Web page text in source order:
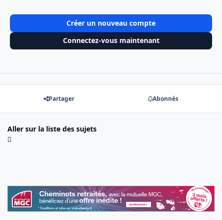
Créer un nouveau compte
Connectez-vous maintenant
Partager Abonnés
Aller sur la liste des sujets